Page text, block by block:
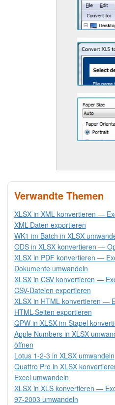
Verwandte Themen
XLSX in XML konvertieren —
XML-Daten exportieren
WK1 im Batch in XLSX
ODS in XLSX konvertieren —
XLSX in PDF konvertieren —
Dokumente umwandeln
XLSX in CSV konvertieren —
CSV-Dateien exportieren
XLSX in HTML konvertieren —
HTML-Seiten exportieren
QPW in XLSX im Stapel
Apple Numbers in XLSX
öffnen
Lotus 1-2-3 in XLSX umwandeln
Quattro Pro in XLSX
Excel umwandeln
XLSX in XLS konvertieren —
97-2003 umwandeln